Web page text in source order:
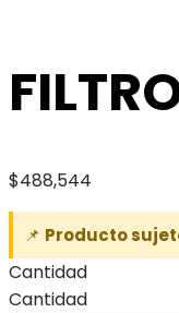
$488,544
📌 Producto
Cantidad
Cantidad